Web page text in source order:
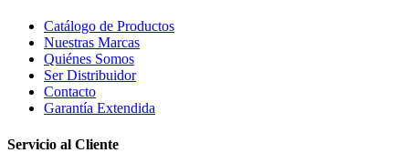
Catálogo de Productos
Nuestras Marcas
Quiénes Somos
Ser Distribuidor
Contacto
Garantía Extendida
Servicio al Cliente